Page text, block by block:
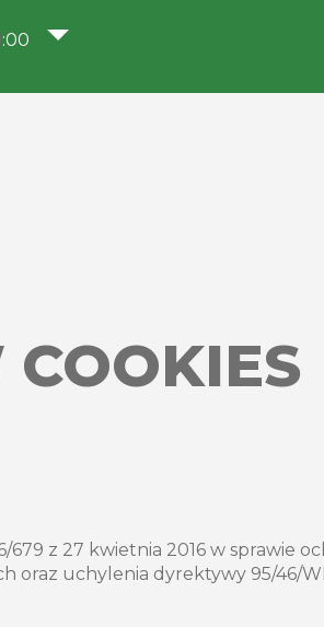
z 27 kwietnia 2016 w sprawie
uchylenia dyrektywy 95/46/WE